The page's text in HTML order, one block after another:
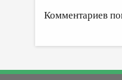
Комментариев